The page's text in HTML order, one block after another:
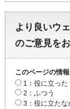
より良いウ
のご意見を
このページの情
1：役に立った
2：ふつう
3：役に立たな